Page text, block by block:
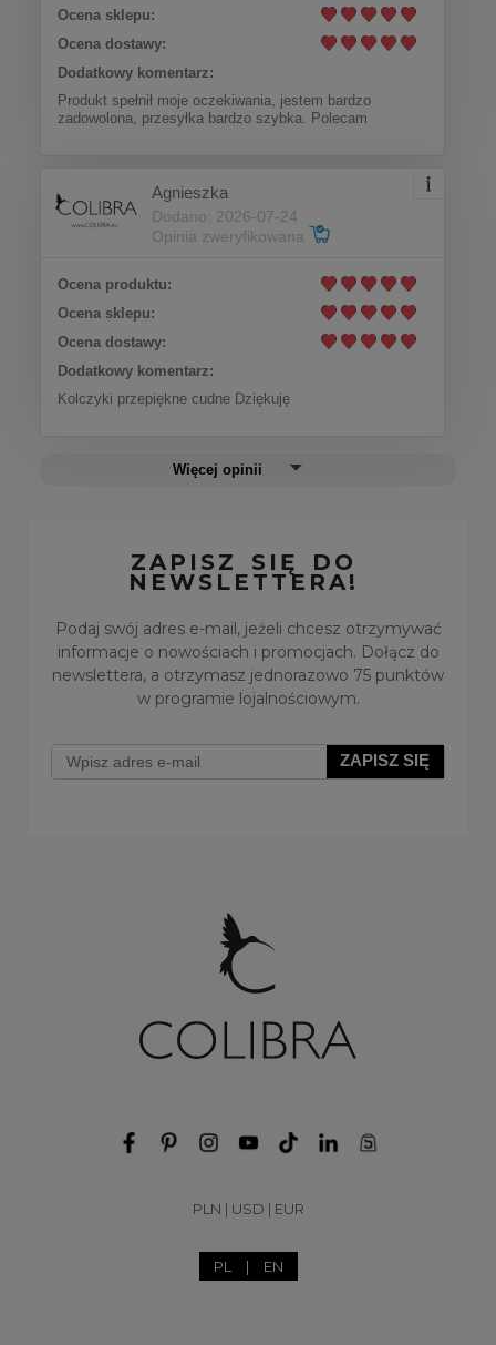
Ocena sklepu:
Ocena dostawy:
Dodatkowy komentarz:
Produkt spełnił moje oczekiwania, jestem bardzo
zadowolona, przesyłka bardzo szybka. Polecam
Agnieszka
Dodano: 2026-07-24
Opinia zweryfikowana
Ocena produktu:
Ocena sklepu:
Ocena dostawy:
Dodatkowy komentarz:
Kolczyki przepiękne cudne Dziękuję
Więcej opinii
ZAPISZ SIĘ DO
NEWSLETTERA!
Podaj swój adres e-mail, jeżeli chcesz otrzymywać
informacje o nowościach i promocjach. Dołącz do
newslettera, a otrzymasz jednorazowo 75 punktów
w programie lojalnościowym.
ZAPISZ SIĘ
PLN | USD | EUR
PL | EN